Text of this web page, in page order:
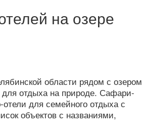
на озере
области рядом с озером
отдыха на природе. Сафари-
для семейного отдыха с
объектов с названиями,